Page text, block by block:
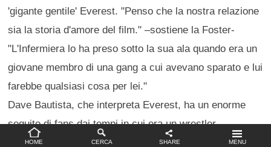
HOME CERCA SHARE MENU
'gigante gentile' Everest. "Penso che la nostra relazione
sia la storia d'amore del film." –sostiene la Foster-
"L'Infermiera lo ha preso sotto la sua ala quando era un
giovane membro di una gang a cui avevano sparato e lui
farebbe qualsiasi cosa per lei."
Dave Bautista, che interpreta Everest, ha un enorme
seguito di fans dai tempi in cui era un wrestler
professionista e per la sua partecipazione nel franchise
Impostazioni privacy